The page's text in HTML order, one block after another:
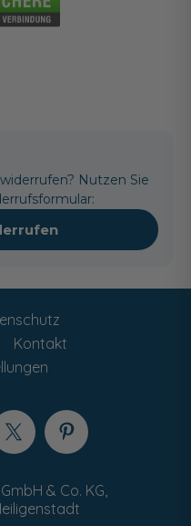
Nutzen Sie
Kontakt
& Co. KG,